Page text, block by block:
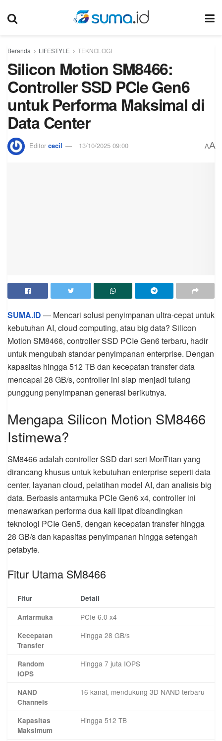
Beranda LIFESTYLE TEKNOLOGI
Silicon Motion SM8466:
Controller SSD PCIe Gen6
untuk Performa Maksimal di
Data Center
Editor cecil 13/10/2025 09:00 AA
SUMA.ID — Mencari solusi penyimpanan ultra-cepat untuk
kebutuhan AI, cloud computing, atau big data? Silicon
Motion SM8466, controller SSD PCIe Gen6 terbaru, hadir
untuk mengubah standar penyimpanan enterprise. Dengan
kapasitas hingga 512 TB dan kecepatan transfer data
mencapai 28 GB/s, controller ini siap menjadi tulang
punggung penyimpanan generasi berikutnya.
Mengapa Silicon Motion SM8466
Istimewa?
SM8466 adalah controller SSD dari seri MonTitan yang
dirancang khusus untuk kebutuhan enterprise seperti data
center, layanan cloud, pelatihan model AI, dan analisis big
data. Berbasis antarmuka PCIe Gen6 x4, controller ini
menawarkan performa dua kali lipat dibandingkan
teknologi PCIe Gen5, dengan kecepatan transfer hingga
28 GB/s dan kapasitas penyimpanan hingga setengah
petabyte.
Fitur Utama SM8466
Fitur
Detail
Antarmuka
PCIe 6.0 x4
Kecepatan
Transfer
Hingga 28 GB/s
Random
IOPS
Hingga 7 juta IOPS
NAND
Channels
16 kanal, mendukung 3D NAND terbaru
Kapasitas
Maksimum
Hingga 512 TB